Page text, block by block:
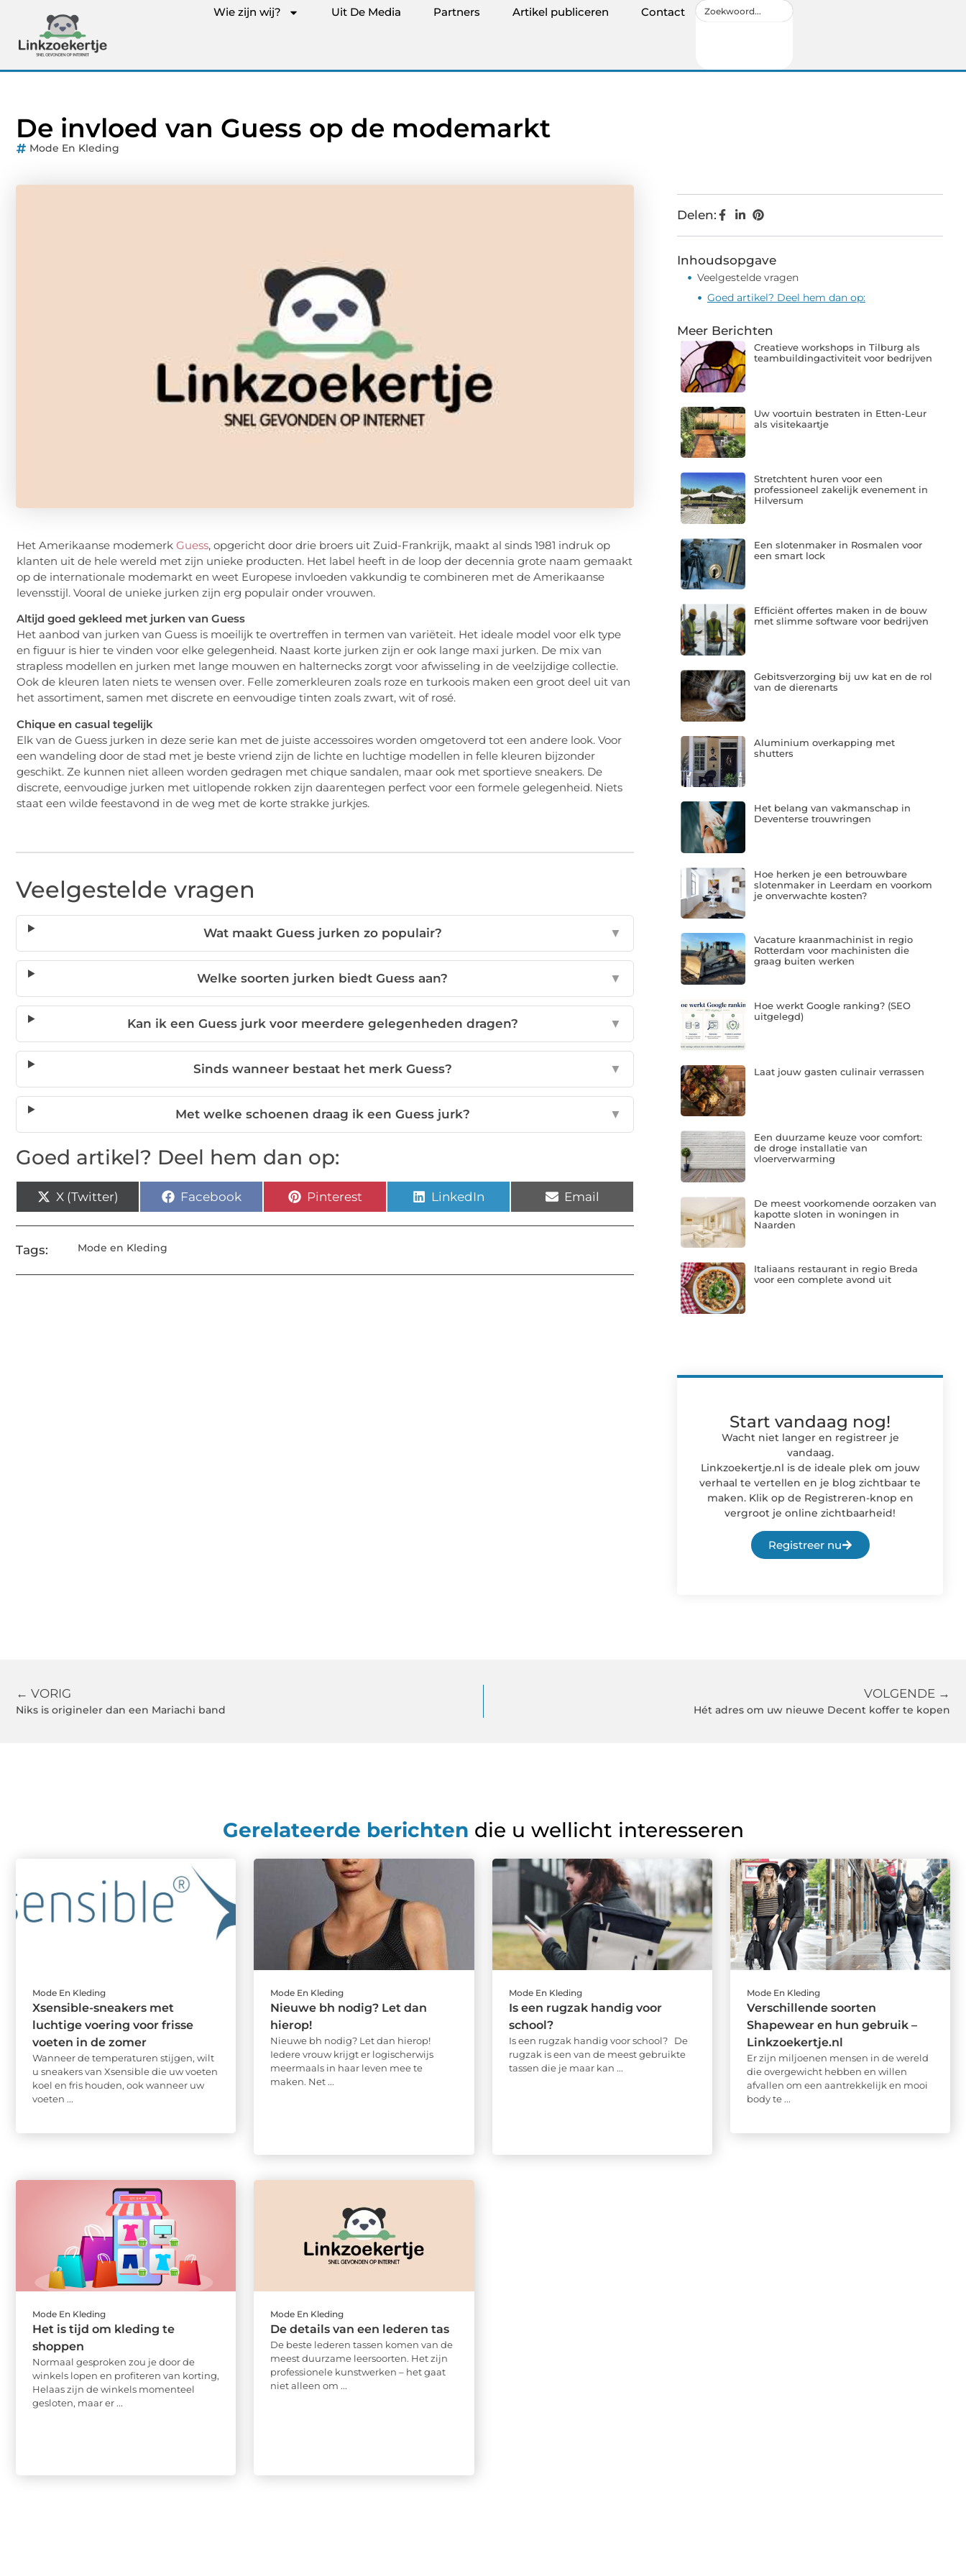
Wie zijn wij? Uit De Media Partners Artikel publiceren Contact
De invloed van Guess op de modemarkt
Mode En Kleding
Het Amerikaanse modemerk Guess, opgericht door drie broers uit Zuid-Frankrijk, maakt al sinds 1981 indruk op
klanten uit de hele wereld met zijn unieke producten. Het label heeft in de loop der decennia grote naam gemaakt
op de internationale modemarkt en weet Europese invloeden vakkundig te combineren met de Amerikaanse
levensstijl. Vooral de unieke jurken zijn erg populair onder vrouwen.
Altijd goed gekleed met jurken van Guess
Het aanbod van jurken van Guess is moeilijk te overtreffen in termen van variëteit. Het ideale model voor elk type
en figuur is hier te vinden voor elke gelegenheid. Naast korte jurken zijn er ook lange maxi jurken. De mix van
strapless modellen en jurken met lange mouwen en halternecks zorgt voor afwisseling in de veelzijdige collectie.
Ook de kleuren laten niets te wensen over. Felle zomerkleuren zoals roze en turkoois maken een groot deel uit van
het assortiment, samen met discrete en eenvoudige tinten zoals zwart, wit of rosé.
Chique en casual tegelijk
Elk van de Guess jurken in deze serie kan met de juiste accessoires worden omgetoverd tot een andere look. Voor
een wandeling door de stad met je beste vriend zijn de lichte en luchtige modellen in felle kleuren bijzonder
geschikt. Ze kunnen niet alleen worden gedragen met chique sandalen, maar ook met sportieve sneakers. De
discrete, eenvoudige jurken met uitlopende rokken zijn daarentegen perfect voor een formele gelegenheid. Niets
staat een wilde feestavond in de weg met de korte strakke jurkjes.
Veelgestelde vragen
Wat maakt Guess jurken zo populair? ▼
Welke soorten jurken biedt Guess aan? ▼
Kan ik een Guess jurk voor meerdere gelegenheden dragen? ▼
Sinds wanneer bestaat het merk Guess? ▼
Met welke schoenen draag ik een Guess jurk? ▼
Goed artikel? Deel hem dan op:
X (Twitter) Facebook Pinterest LinkedIn Email
Tags: Mode en Kleding
Delen:
Inhoudsopgave
Veelgestelde vragen
Goed artikel? Deel hem dan op:
Meer Berichten
Creatieve workshops in Tilburg als
teambuildingactiviteit voor bedrijven
Uw voortuin bestraten in Etten-Leur
als visitekaartje
Stretchtent huren voor een
professioneel zakelijk evenement in
Hilversum
Een slotenmaker in Rosmalen voor
een smart lock
Efficiënt offertes maken in de bouw
met slimme software voor bedrijven
Gebitsverzorging bij uw kat en de rol
van de dierenarts
Aluminium overkapping met
shutters
Het belang van vakmanschap in
Deventerse trouwringen
Hoe herken je een betrouwbare
slotenmaker in Leerdam en voorkom
je onverwachte kosten?
Vacature kraanmachinist in regio
Rotterdam voor machinisten die
graag buiten werken
Hoe werkt Google ranking? (SEO
uitgelegd)
Laat jouw gasten culinair verrassen
Een duurzame keuze voor comfort:
de droge installatie van
vloerverwarming
De meest voorkomende oorzaken van
kapotte sloten in woningen in
Naarden
Italiaans restaurant in regio Breda
voor een complete avond uit
Start vandaag nog!
Wacht niet langer en registreer je
vandaag.
Linkzoekertje.nl is de ideale plek om jouw
verhaal te vertellen en je blog zichtbaar te
maken. Klik op de Registreren-knop en
vergroot je online zichtbaarheid!
Registreer nu
← VORIG
Niks is origineler dan een Mariachi band
VOLGENDE →
Hét adres om uw nieuwe Decent koffer te kopen
Gerelateerde berichten die u wellicht interesseren
Mode En Kleding
Xsensible-sneakers met
luchtige voering voor frisse
voeten in de zomer
Wanneer de temperaturen stijgen, wilt
u sneakers van Xsensible die uw voeten
koel en fris houden, ook wanneer uw
voeten ...
Mode En Kleding
Nieuwe bh nodig? Let dan
hierop!
Nieuwe bh nodig? Let dan hierop!
Iedere vrouw krijgt er logischerwijs
meermaals in haar leven mee te
maken. Net ...
Mode En Kleding
Is een rugzak handig voor
school?
Is een rugzak handig voor school? De
rugzak is een van de meest gebruikte
tassen die je maar kan ...
Mode En Kleding
Verschillende soorten
Shapewear en hun gebruik –
Linkzoekertje.nl
Er zijn miljoenen mensen in de wereld
die overgewicht hebben en willen
afvallen om een aantrekkelijk en mooi
body te ...
Mode En Kleding
Het is tijd om kleding te
shoppen
Normaal gesproken zou je door de
winkels lopen en profiteren van korting,
Helaas zijn de winkels momenteel
gesloten, maar er ...
Mode En Kleding
De details van een lederen tas
De beste lederen tassen komen van de
meest duurzame leersoorten. Het zijn
professionele kunstwerken – het gaat
niet alleen om ...